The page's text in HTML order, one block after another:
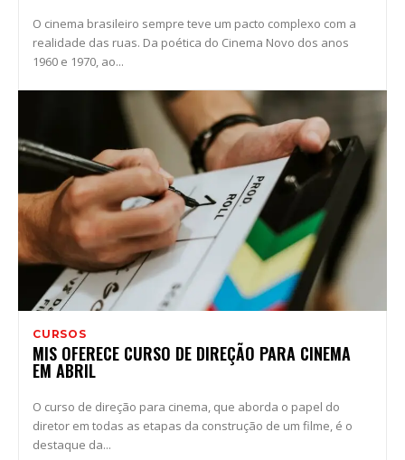
O cinema brasileiro sempre teve um pacto complexo com a
realidade das ruas. Da poética do Cinema Novo dos anos
1960 e 1970, ao...
CURSOS
MIS OFERECE CURSO DE DIREÇÃO PARA CINEMA
EM ABRIL
O curso de direção para cinema, que aborda o papel do
diretor em todas as etapas da construção de um filme, é o
destaque da...